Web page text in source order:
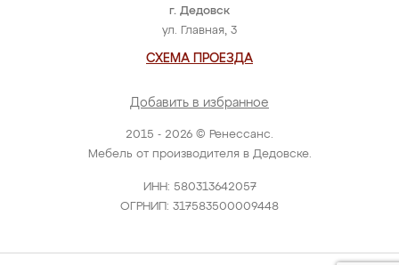
2015 - 2026 © Ренессанс.
Мебель от производителя в Дедовске.
ИНН: 580313642057
ОГРНИП: 317583500009448
г. Дедовск
ул. Главная, 3
СХЕМА ПРОЕЗДА
Добавить в избранное